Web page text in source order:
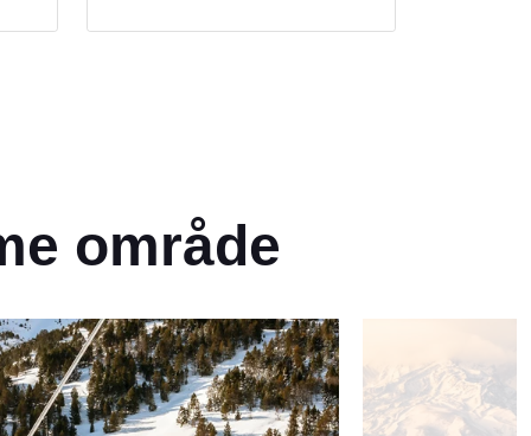
område